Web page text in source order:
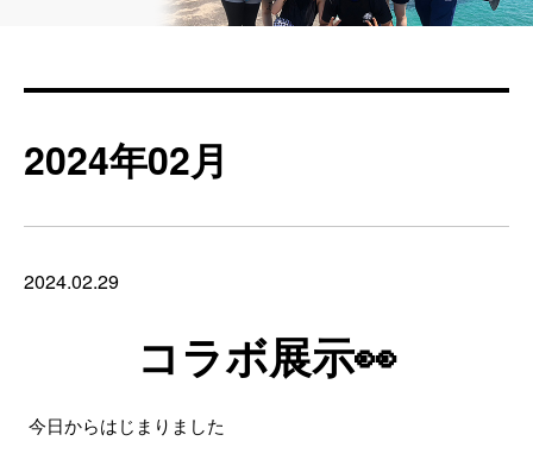
2024年02月
2024.02.29
コラボ展示👀
今日からはじまりました